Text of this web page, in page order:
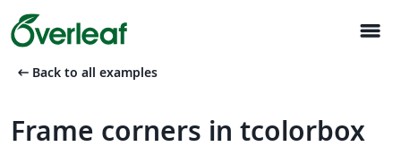
menu
arrow_left_alt Back to all examples
Frame corners in tcolorbox